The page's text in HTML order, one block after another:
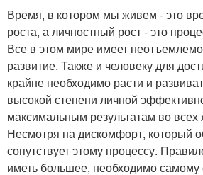
Время, в котором мы живем - это
роста, а личностный рост - это
Все в этом мире имеет
развитие. Также и человеку для
крайне необходимо расти и
высокой степени личной
максимальным результатам во
Несмотря на дискомфорт, который
сопутствует этому процессу.
иметь большее, необходимо самому